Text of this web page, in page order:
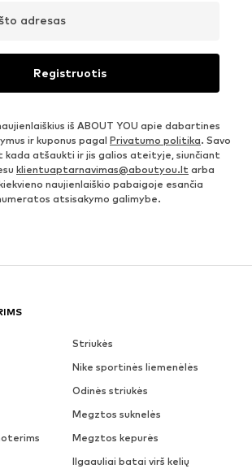
adresas
Registruotis
iš ABOUT YOU apie dabartines
ir kuponus pagal Privatumo politika. Savo
kada atšaukti ir jis galios ateityje, siunčiant
klientuaptarnavimas@aboutyou.lt arba
naujienlaiškio pabaigoje esančia
atsisakymo galimybe.
Striukės
Nike sportinės liemenėlės
Odinės striukės
Megztos suknelės
Megztos kepurės
Ilgaauliai batai virš kelių